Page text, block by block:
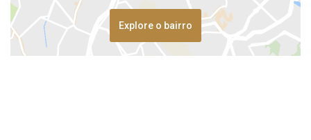
Explore o bairro